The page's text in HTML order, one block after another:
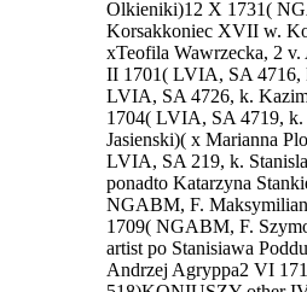
Olkieniki)12 X 1731(
Korsakkoniec XVII w.
xTeofila Wawrzecka, 2
II 1701( LVIA, SA 4716,
LVIA, SA 4726, k.
1704( LVIA, SA 4719, k.
Jasienski)( x Marianna
LVIA, SA 219, k.
ponadto Katarzyna
NGABM, F.
1709( NGABM, F.
artist po Stanisiawa
Andrzej Agryppa2 VI